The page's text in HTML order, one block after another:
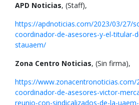
APD Noticias, (Staff),
https://apdnoticias.com/2023/03/27/
coordinador-de-asesores-y-el-titular-
stauaem/
Zona Centro Noticias, (Sin firma),
https://www.zonacentronoticias.com/
coordinador-de-asesores-victor-
reunio-con-sindicalizados-de-la-